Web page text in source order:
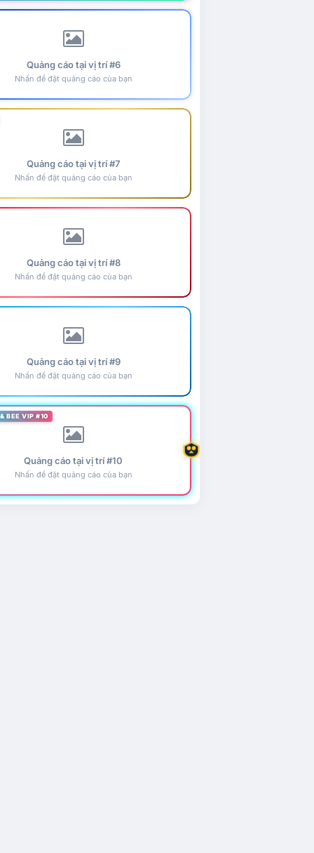
Quảng cáo tại vị trí #6
Nhấn để đặt quảng cáo của bạn
Quảng cáo tại vị trí #7
Nhấn để đặt quảng cáo của bạn
Quảng cáo tại vị trí #8
Nhấn để đặt quảng cáo của bạn
Quảng cáo tại vị trí #9
Nhấn để đặt quảng cáo của bạn
BEE VIP #10
Quảng cáo tại vị trí #10
Nhấn để đặt quảng cáo của bạn